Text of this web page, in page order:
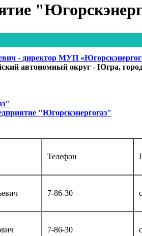
- директор МУП
автономный округ - Югра,
"Югорскэнергогаз"
Телефон
7-86-30
7-86-30